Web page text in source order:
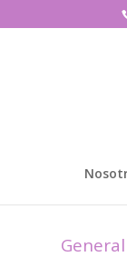
General